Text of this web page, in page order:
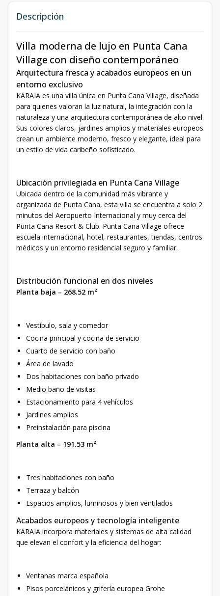
Descripción
Villa moderna de lujo en Punta Cana
Village con diseño contemporáneo
Arquitectura fresca y acabados europeos en un
entorno exclusivo
KARAIA es una villa única en Punta Cana Village, diseñada
para quienes valoran la luz natural, la integración con la
naturaleza y una arquitectura contemporánea de alto nivel.
Sus colores claros, jardines amplios y materiales europeos
crean un ambiente moderno, fresco y elegante, ideal para
un estilo de vida caribeño sofisticado.
Ubicación privilegiada en Punta Cana Village
Ubicada dentro de la comunidad más vibrante y
organizada de Punta Cana, esta villa se encuentra a solo 2
minutos del Aeropuerto Internacional y muy cerca del
Punta Cana Resort & Club. Punta Cana Village ofrece
escuela internacional, hotel, restaurantes, tiendas, centros
médicos y un entorno residencial seguro y familiar.
Distribución funcional en dos niveles
Planta baja – 268.52 m²
Vestíbulo, sala y comedor
Cocina principal y cocina de servicio
Cuarto de servicio con baño
Área de lavado
Dos habitaciones con baño privado
Medio baño de visitas
Estacionamiento para 4 vehículos
Jardines amplios
Preinstalación para piscina
Planta alta – 191.53 m²
Tres habitaciones con baño
Terraza y balcón
Espacios amplios, luminosos y bien ventilados
Acabados europeos y tecnología inteligente
KARAIA incorpora materiales y sistemas de alta calidad
que elevan el confort y la eficiencia del hogar:
Ventanas marca española
Pisos porcelánicos y grifería europea Grohe